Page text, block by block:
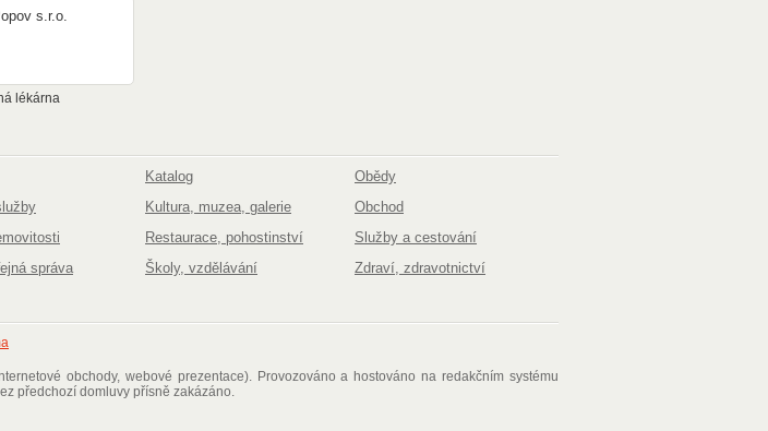
lékárna
Katalog
Obědy
Kultura, muzea, galerie
Obchod
Restaurace, pohostinství
Služby a cestování
správa Školy, vzdělávání
Zdraví, zdravotnictví
obchody, webové prezentace). Provozováno a hostováno na redakčním systému
předchozí domluvy přísně zakázáno.